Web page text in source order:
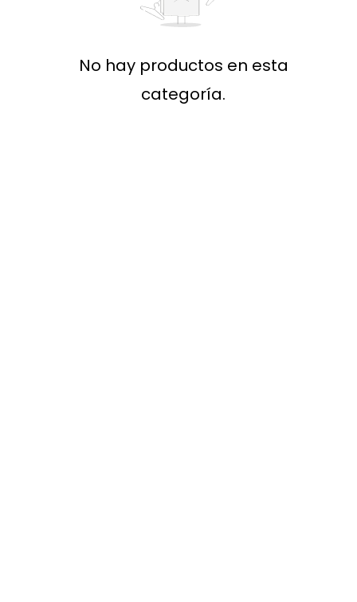
No hay productos en esta
categoría.